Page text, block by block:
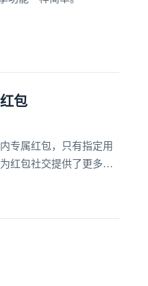
包
专属红包，只有指定用
红包社交提供了更多的